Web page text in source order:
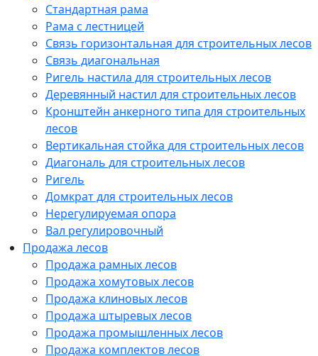
Стандартная рама
Рама с лестницей
Связь горизонтальная для строительных лесов
Связь диагональная
Ригель настила для строительных лесов
Деревянный настил для строительных лесов
Кронштейн анкерного типа для строительных
лесов
Вертикальная стойка для строительных лесов
Диагональ для строительных лесов
Ригель
Домкрат для строительных лесов
Нерегулируемая опора
Вал регулировочный
Продажа лесов
Продажа рамных лесов
Продажа хомутовых лесов
Продажа клиновых лесов
Продажа штыревых лесов
Продажа промышленных лесов
Продажа комплектов лесов